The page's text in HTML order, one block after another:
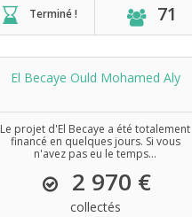
Terminé ! 71
El Becaye Ould Mohamed Aly
Le projet d'El Becaye a été totalement
financé en quelques jours. Si vous
n'avez pas eu le temps...
2 970 €
collectés